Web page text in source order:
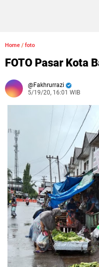
Home / foto
FOTO Pasar Kota
Fakhrurrazi
5/19/20, 16:01 WIB